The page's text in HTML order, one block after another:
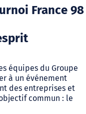
France 98
équipes du Groupe
à un événement
des entreprises et
commun : le